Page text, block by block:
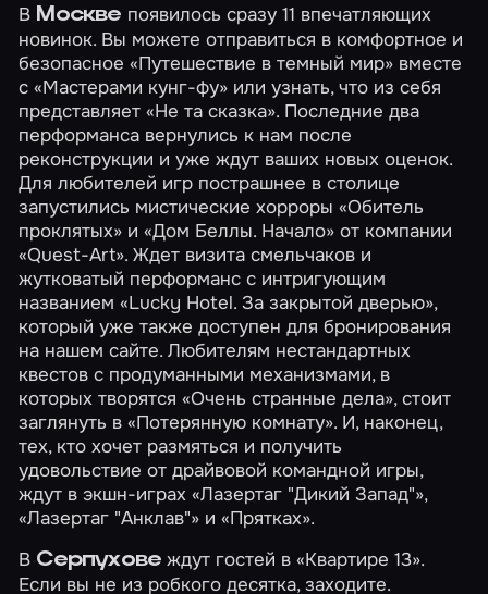
В Москве появилось сразу 11 впечатляющих
новинок. Вы можете отправиться в комфортное и
безопасное«Путешествие в темный мир» вместе
с«Мастерами кунг-фу» или узнать, что из себя
представляет«Не та сказка». Последние два
перформанса вернулись к нам после
реконструкции и уже ждут ваших новых оценок.
Для любителей игр пострашнее в столице
запустились мистические хорроры«Обитель
проклятых» и«Дом Беллы. Начало» от компании
«Quest-Art». Ждет визита смельчаков и
жутковатый перформанс с интригующим
названием«Lucky Hotel. За закрытой дверью»,
который уже также доступен для бронирования
на нашем сайте. Любителям нестандартных
квестов с продуманными механизмами, в
которых творятся«Очень странные дела», стоит
заглянуть в«Потерянную комнату». И, наконец,
тех, кто хочет размяться и получить
удовольствие от драйвовой командной игры,
ждут в экшн-играх«Лазертаг "Дикий Запад"»,
«Лазертаг "Анклав"» и«Прятках».
В Серпухове ждут гостей в«Квартире 13».
Если вы не из робкого десятка, заходите.